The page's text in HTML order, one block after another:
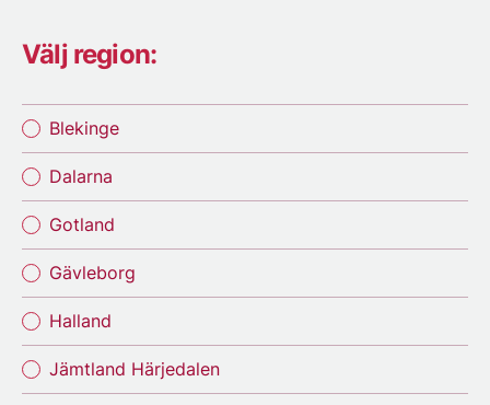
Välj region:
Blekinge
Dalarna
Gotland
Gävleborg
Halland
Jämtland Härjedalen